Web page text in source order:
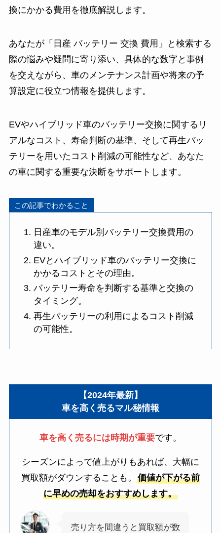
換にかかる費用を徹底解説します。
あなたが「日産 バッテリー 交換 費用」と検索する
際の悩みや疑問に寄り添い、具体的な数字と事例
を交えながら、車のメンテナンス計画や将来の予
算設定に役立つ情報を提供します。
EVやハイブリッド車のバッテリー交換に関するリ
アルなコスト、寿命判断の基準、そして再生バッ
テリーを用いたコスト削減の可能性など、あなた
の車に関する重要な決断をサポートします。
この記事でわかること
日産車のモデル別バッテリー交換費用の
違い。
EVとハイブリッド車のバッテリー交換に
かかるコストとその理由。
バッテリー寿命を判断する基準と交換の
タイミング。
再生バッテリーの利用によるコスト削減
の可能性。
【2024年最新】
車を高く売るマル秘情報
車を高く売るには時期が重要です。
シーズンによって値上がりもあれば、大幅に
買取額がダウンすることも。 価値が下がる前
に早めの売却をおすすめします。
売り方を間違うと買取額が数